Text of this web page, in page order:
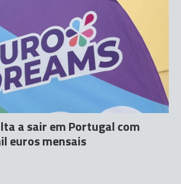
a sair em Portugal com
euros mensais